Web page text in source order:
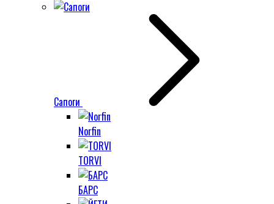
Сапоги
Norfin
TORVI
БАРС